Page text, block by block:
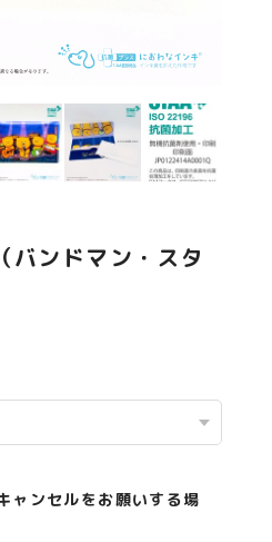
バンドマン・スタ
ャンセルをお願いする場